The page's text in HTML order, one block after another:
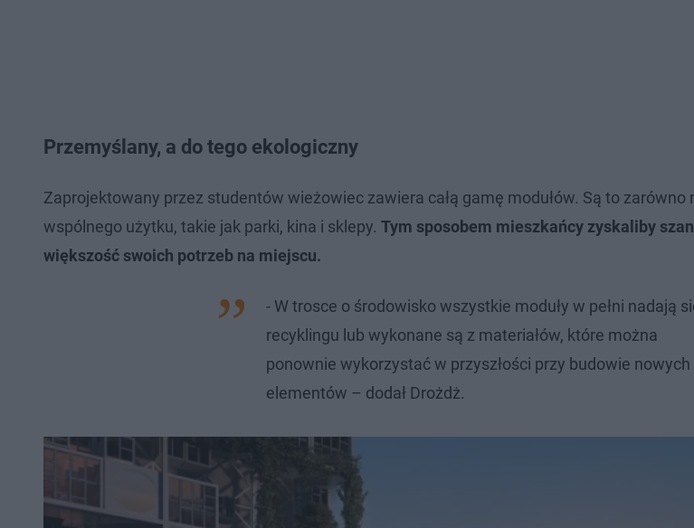
Przemyślany, a do tego ekologiczny
Zaprojektowany przez studentów wieżowiec zawiera całą gamę modułów. Są to zarówno
wspólnego użytku, takie jak parki, kina i sklepy. Tym sposobem mieszkańcy zyskaliby
większość swoich potrzeb na miejscu.
- W trosce o środowisko wszystkie moduły w pełni nadają
recyklingu lub wykonane są z materiałów, które można
ponownie wykorzystać w przyszłości przy budowie nowych
elementów – dodał Drożdż.